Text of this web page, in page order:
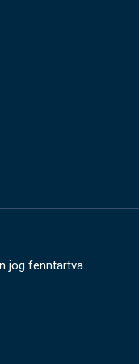
jog fenntartva.